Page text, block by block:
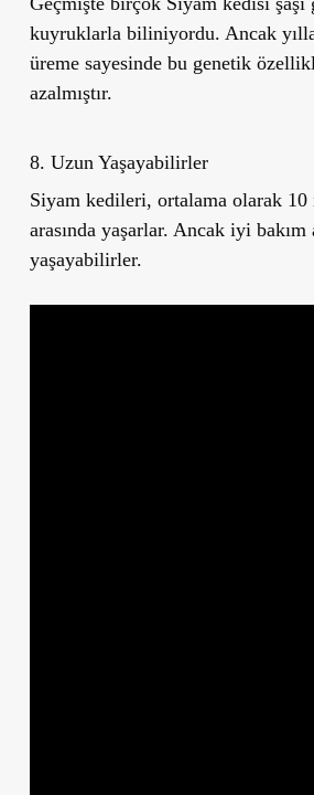
kuyruklarla biliniyordu. Ancak
üreme sayesinde bu genetik
azalmıştır.
8. Uzun Yaşayabilirler
Siyam kedileri, ortalama olarak 10
arasında yaşarlar. Ancak iyi bakım
yaşayabilirler.